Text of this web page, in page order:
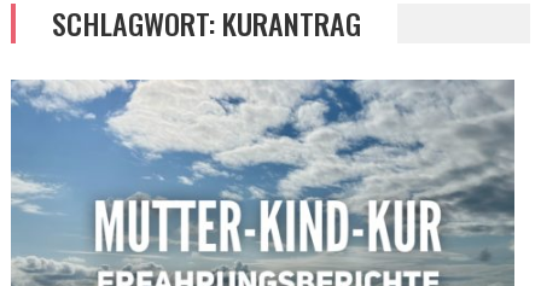
SCHLAGWORT:KURANTRAG